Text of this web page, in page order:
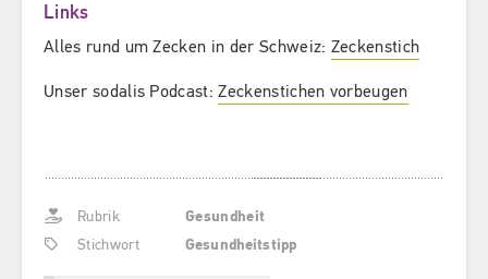
Links
Alles rund um Zecken in der Schweiz: Zeckenstich
Unser sodalis Podcast:Zeckenstichen vorbeugen
Rubrik
Gesundheit
Stichwort
Gesundheitstipp